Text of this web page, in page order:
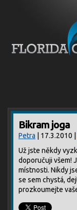
Bikram joga
Petra | 17.3.2010 |
Už jste někdy
doporučuji všem!
místnosti. Nikdy
se sem chystá,
prozkoumejte